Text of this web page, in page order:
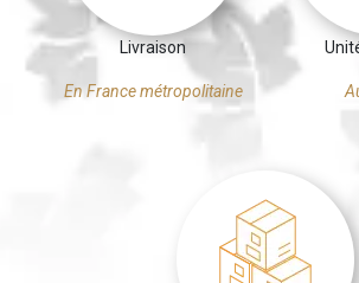
Livraison
En France métropolitaine